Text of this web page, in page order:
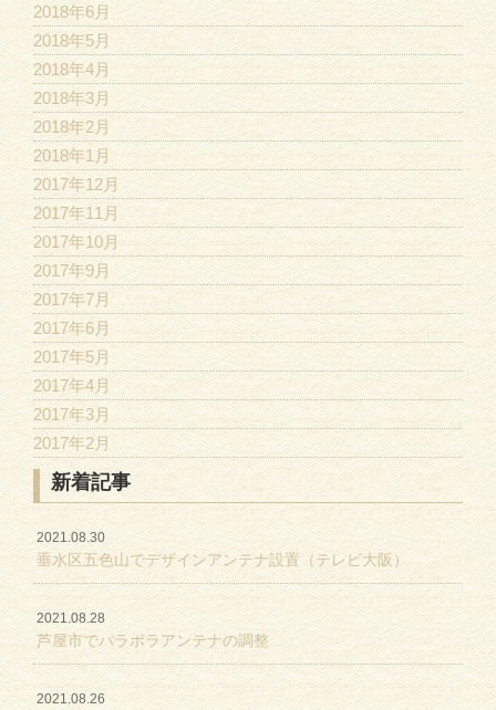
2018年6月
2018年5月
2018年4月
2018年3月
2018年2月
2018年1月
2017年12月
2017年11月
2017年10月
2017年9月
2017年7月
2017年6月
2017年5月
2017年4月
2017年3月
2017年2月
新着記事
2021.08.30
垂水区五色山でデザインアンテナ設置（テレビ大阪）
2021.08.28
芦屋市でパラボラアンテナの調整
2021.08.26